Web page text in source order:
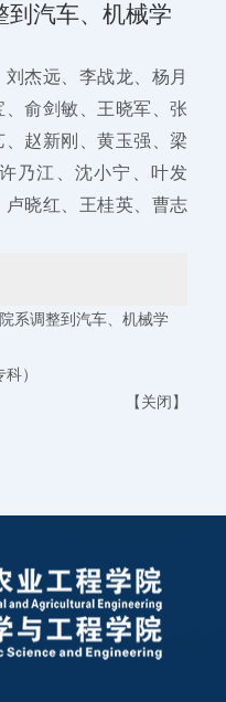
到汽车、机械学
杰远、李战龙、杨月
俞剑敏、王晓军、张
赵新刚、黄玉强、梁
乃江、沈小宁、叶发
晓红、王桂英、曹志
系调整到汽车、机械学
）
【 关闭 】